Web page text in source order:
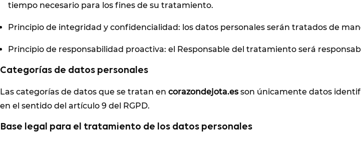
tiempo necesario para los fines de su tratamiento.
Principio de integridad y confidencialidad: los datos personales serán tratados de
Principio de responsabilidad proactiva: el Responsable del tratamiento será
Categorías de datos personales
Las categorías de datos que se tratan en corazondejota.esson únicamente datos
en el sentido del artículo 9 del RGPD.
Base legal para el tratamiento de los datos personales